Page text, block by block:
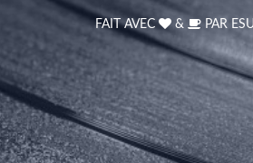
FAIT AVEC & PAR